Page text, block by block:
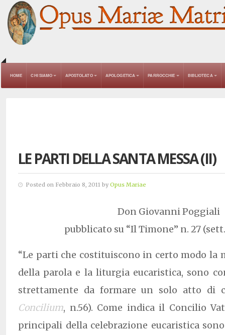
HOME CHI SIAMO APOSTOLATO APOLOGETICA PARROCCHIE BIBLIOTECA
LE PARTI DELLA SANTA MESSA (II)
Posted on Febbraio 8, 2011 by Opus Mariae
Don Giovanni Poggiali
pubblicato su “Il Timone” n. 27
“Le parti che costituiscono in certo modo la
della parola e la liturgia eucaristica, sono
strettamente da formare un solo atto di
Concilium, n.56). Come indica il Concilio
principali della celebrazione eucaristica